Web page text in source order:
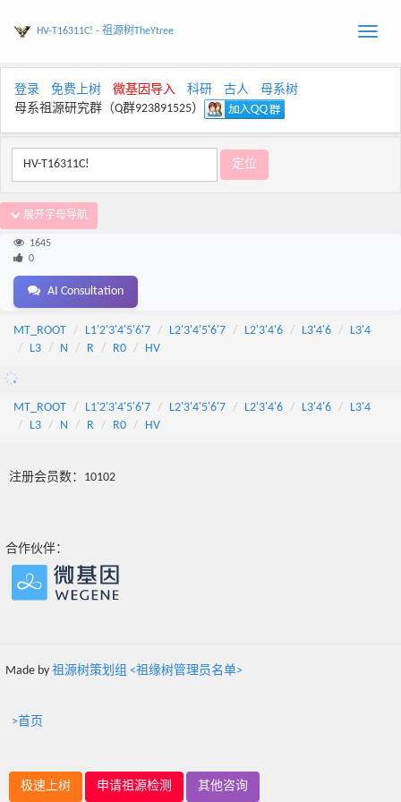
Toggle
HV-T16311C! - 祖源树TheYtree
登录 免费上树 微基因导入 科研 古人
母系树
母系祖源研究群（Q群923891525）
展开字母导航
1645
0
AI Consultation
MT_ROOT L1'2'3'4'5'6'7 L2'3'4'5'6'7 L2'3'4'6 L3'4'6
L3'4
L3
N R R0 HV
MT_ROOT L1'2'3'4'5'6'7 L2'3'4'5'6'7 L2'3'4'6 L3'4'6
L3'4
L3
N R R0 HV
注册会员数：10102
合作伙伴：
Made by 祖源树策划组 <祖缘树管理员名单>
>首页
极速上树 申请祖源检测 其他咨询